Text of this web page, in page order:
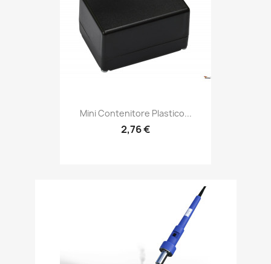
Mini Contenitore Plastico...
2,76 €